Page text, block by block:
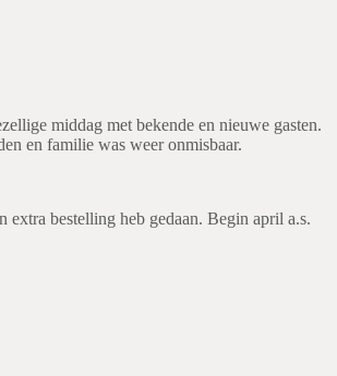
middag met bekende en nieuwe gasten.
en familie was weer onmisbaar.
extra bestelling heb gedaan. Begin april a.s.